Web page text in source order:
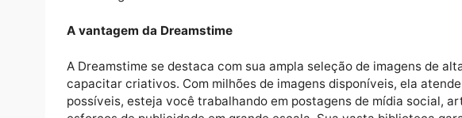
Em segundo lugar, a consistência é fundamental. Embora a
mesmo ao usar visuais diversos, a identidade da sua
como a Dreamstime permitem que você crie coleções de
consistência em diferentes campanhas.